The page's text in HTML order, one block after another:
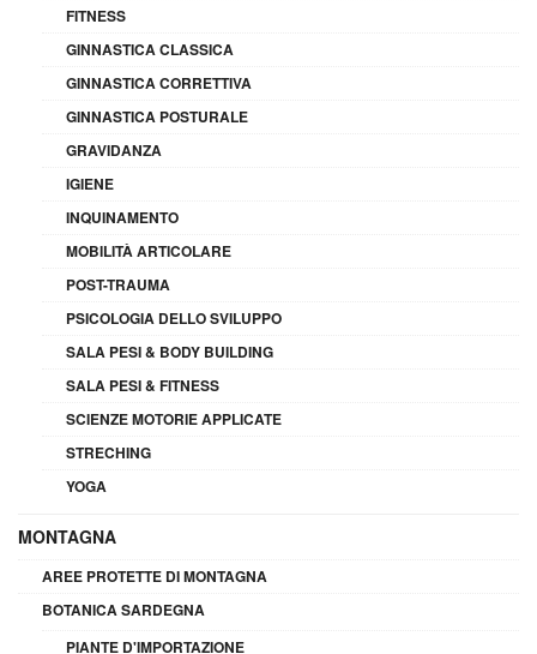
FITNESS
GINNASTICA CLASSICA
GINNASTICA CORRETTIVA
GINNASTICA POSTURALE
GRAVIDANZA
IGIENE
INQUINAMENTO
MOBILITÀ ARTICOLARE
POST-TRAUMA
PSICOLOGIA DELLO SVILUPPO
SALA PESI & BODY BUILDING
SALA PESI & FITNESS
SCIENZE MOTORIE APPLICATE
STRECHING
YOGA
MONTAGNA
AREE PROTETTE DI MONTAGNA
BOTANICA SARDEGNA
PIANTE D'IMPORTAZIONE